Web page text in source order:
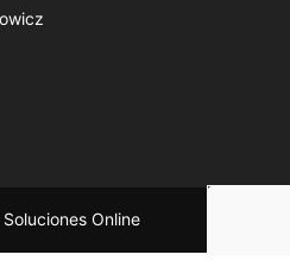
Online